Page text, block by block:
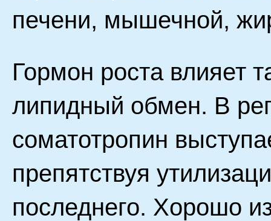
печени, мышечной,
Гормон роста влияет
липидный обмен. В
соматотропин
препятствуя
последнего. Хорошо